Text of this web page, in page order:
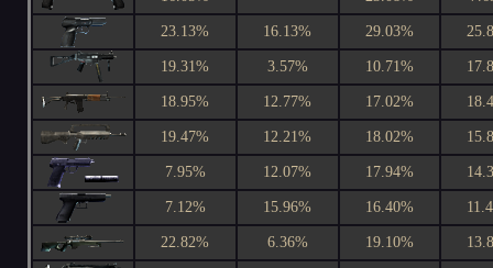
23.13% 16.13% 29.03%
19.31% 3.57% 10.71%
18.95% 12.77% 17.02%
19.47% 12.21% 18.02%
7.95% 12.07% 17.94%
7.12% 15.96% 16.40%
22.82% 6.36% 19.10%